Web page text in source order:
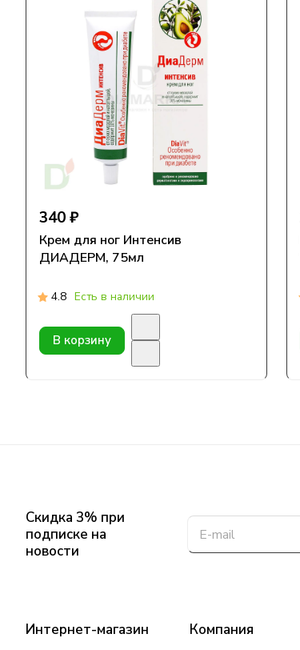
340 ₽
Крем для ног Интенсив
ДИАДЕРМ, 75мл
4.8 Есть в наличии
В корзину
Скидка 3% при
подписке на
новости
Интернет-магазин Компания